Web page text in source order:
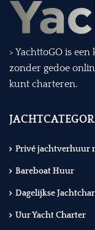
> YachttoGO is
zonder gedoe
kunt charteren.
Privé jachtverhuur
Bareboat Huur
Dagelijkse
Uur Yacht Charter